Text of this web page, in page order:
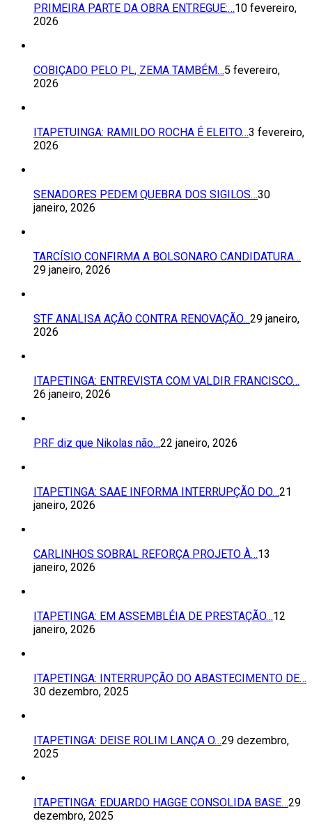
PRIMEIRA PARTE DA OBRA ENTREGUE:…10 fevereiro,
2026
COBIÇADO PELO PL, ZEMA TAMBÉM…5 fevereiro,
2026
ITAPETUINGA: RAMILDO ROCHA É ELEITO…3 fevereiro,
2026
SENADORES PEDEM QUEBRA DOS SIGILOS…30
janeiro, 2026
TARCÍSIO CONFIRMA A BOLSONARO CANDIDATURA…
29 janeiro, 2026
STF ANALISA AÇÃO CONTRA RENOVAÇÃO…29 janeiro,
2026
ITAPETINGA: ENTREVISTA COM VALDIR FRANCISCO…
26 janeiro, 2026
PRF diz que Nikolas não…22 janeiro, 2026
ITAPETINGA: SAAE INFORMA INTERRUPÇÃO DO…21
janeiro, 2026
CARLINHOS SOBRAL REFORÇA PROJETO À…13
janeiro, 2026
ITAPETINGA: EM ASSEMBLÉIA DE PRESTAÇÃO…12
janeiro, 2026
ITAPETINGA: INTERRUPÇÃO DO ABASTECIMENTO DE…
30 dezembro, 2025
ITAPETINGA: DEISE ROLIM LANÇA O…29 dezembro,
2025
ITAPETINGA: EDUARDO HAGGE CONSOLIDA BASE…29
dezembro, 2025